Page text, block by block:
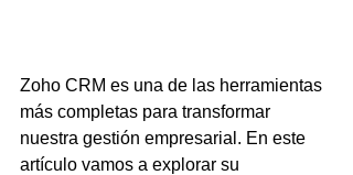
Zoho CRM es una de las herramientas
más completas para transformar
nuestra gestión empresarial. En este
artículo vamos a explorar su